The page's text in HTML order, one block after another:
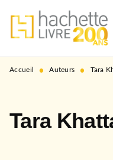
MENU
PIED DE PAGE
Accueil • Auteurs • Tara
Tara